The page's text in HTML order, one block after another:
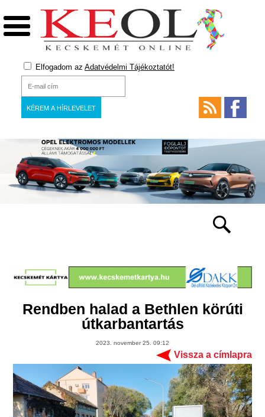
Elfogadom az Adatvédelmi Tájékoztatót!
Rendben halad a Bethlen körúti
útkarbantartás
2023. november 25. 09:12
Vissza a címlapra